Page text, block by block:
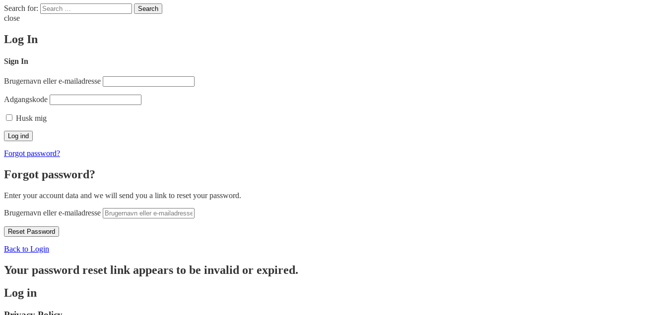
Search for: Search
close
Log In
Sign In
Brugernavn eller e-mailadresse
Adgangskode
Husk mig
Forgot password?
Forgot password?
Enter your account data and we will send you a link to reset your password.
Brugernavn eller e-mailadresse
Back to Login
Your password reset link appears to be invalid or expired.
Log in